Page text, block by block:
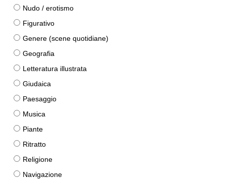
Nudo / erotismo
Figurativo
Genere (scene quotidiane)
Geografia
Letteratura illustrata
Giudaica
Paesaggio
Musica
Piante
Ritratto
Religione
Navigazione